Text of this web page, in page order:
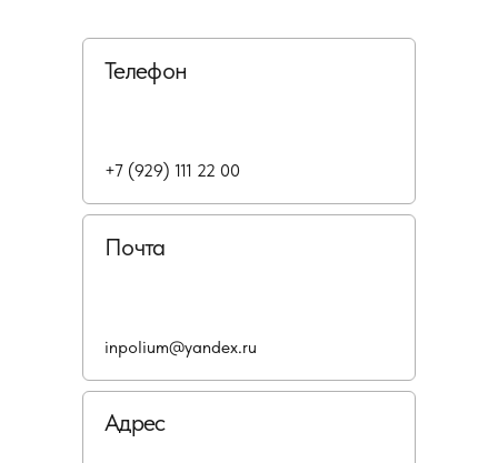
Телефон
Почта
Адрес
+7 (929) 111 22 00
inpolium@yandex.ru